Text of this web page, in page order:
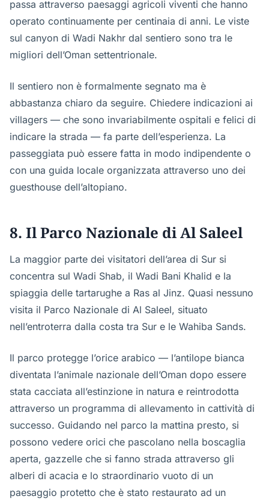
passa attraverso paesaggi agricoli viventi che hanno
operato continuamente per centinaia di anni. Le viste
sul canyon di Wadi Nakhr dal sentiero sono tra le
migliori dell’Oman settentrionale.
Il sentiero non è formalmente segnato ma è
abbastanza chiaro da seguire. Chiedere indicazioni ai
villagers — che sono invariabilmente ospitali e felici di
indicare la strada — fa parte dell’esperienza. La
passeggiata può essere fatta in modo indipendente o
con una guida locale organizzata attraverso uno dei
guesthouse dell’altopiano.
8. Il Parco Nazionale di Al Saleel
La maggior parte dei visitatori dell’area di Sur si
concentra sul Wadi Shab, il Wadi Bani Khalid e la
spiaggia delle tartarughe a Ras al Jinz. Quasi nessuno
visita il Parco Nazionale di Al Saleel, situato
nell’entroterra dalla costa tra Sur e le Wahiba Sands.
Il parco protegge l’orice arabico — l’antilope bianca
diventata l’animale nazionale dell’Oman dopo essere
stata cacciata all’estinzione in natura e reintrodotta
attraverso un programma di allevamento in cattività di
successo. Guidando nel parco la mattina presto, si
possono vedere orici che pascolano nella boscaglia
aperta, gazzelle che si fanno strada attraverso gli
alberi di acacia e lo straordinario vuoto di un
paesaggio protetto che è stato restaurato ad un